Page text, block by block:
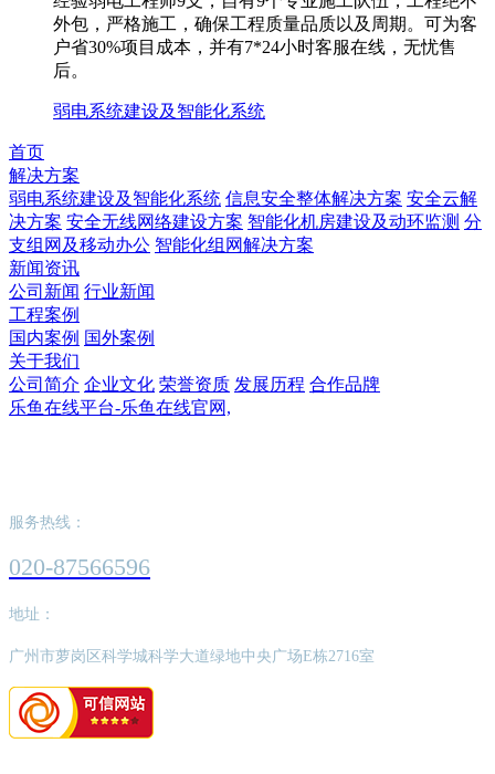
外包，严格施工，确保工程质量品质以及周期。可为客
户省30%项目成本，并有7*24小时客服在线，无忧售
后。
弱电系统建设及智能化系统
首页
解决方案
弱电系统建设及智能化系统 信息安全整体解决方案 安全云解
决方案 安全无线网络建设方案 智能化机房建设及动环监测 分
支组网及移动办公 智能化组网解决方案
新闻资讯
公司新闻 行业新闻
工程案例
国内案例 国外案例
关于我们
公司简介 企业文化 荣誉资质 发展历程 合作品牌
乐鱼在线平台-乐鱼在线官网,
服务热线：
020-87566596
地址：
广州市萝岗区科学城科学大道绿地中央广场E栋2716室